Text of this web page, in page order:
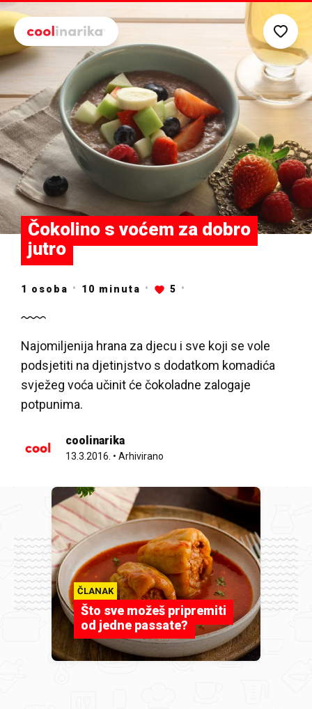
Preskoči na glavni sadržaj
Čokolino s voćem za dobro
jutro
1 osoba 10 minuta 5
Najomiljenija hrana za djecu i sve koji se vole
podsjetiti na djetinjstvo s dodatkom komadića
svježeg voća učinit će čokoladne zalogaje
potpunima.
coolinarika
13.3.2016. • Arhivirano
ČLANAK
Što sve možeš pripremiti
od jedne passate?